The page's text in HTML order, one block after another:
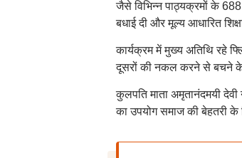
जैसे विभिन्न पाठ्यक्रमों के
बधाई दी और मूल्य आधारित
कार्यक्रम में मुख्य अतिथि रहे
दूसरों की नकल करने से बचने के
कुलपति माता अमृतानंदमयी
का उपयोग समाज की बेहतरी